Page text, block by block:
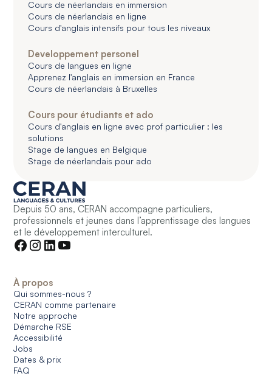
Cours de néerlandais en immersion
Cours de néerlandais en ligne
Cours d'anglais intensifs pour tous les niveaux
Developpement personel
Cours de langues en ligne
Apprenez l'anglais en immersion en France
Cours de néerlandais à Bruxelles
Cours pour étudiants et ado
Cours d'anglais en ligne avec prof particulier : les
solutions
Stage de langues en Belgique
Stage de néerlandais pour ado
Depuis 50 ans, CERAN accompagne particuliers,
professionnels et jeunes dans l’apprentissage des langues
et le développement interculturel.
À propos
Qui sommes-nous ?
CERAN comme partenaire
Notre approche
Démarche RSE
Accessibilité
Jobs
Dates & prix
FAQ